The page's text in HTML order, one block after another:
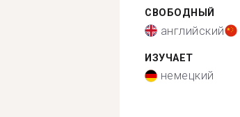
СВОБОДНЫЙ
английский
ИЗУЧАЕТ
немецкий